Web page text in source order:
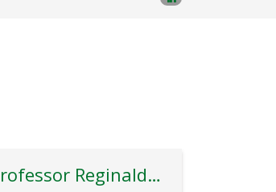
Professor Reginaldo Veras